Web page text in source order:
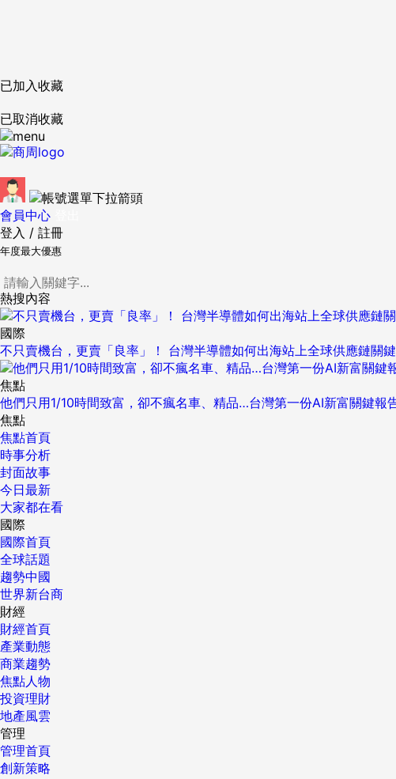
已加入收藏
已取消收藏
會員中心
登入 / 註冊
年度最大優惠
熱搜內容
國際
不只賣機台，更賣「良率」！ 台灣半導體如何出海站上全球供應鏈關
焦點
他們只用1/10時間致富，卻不瘋名車、精品…台灣第一份AI新富關鍵報
焦點
焦點首頁
時事分析
封面故事
今日最新
大家都在看
國際
國際首頁
全球話題
趨勢中國
世界新台商
財經
財經首頁
產業動態
商業趨勢
焦點人物
投資理財
地產風雲
管理
管理首頁
創新策略